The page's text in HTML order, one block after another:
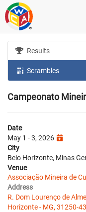
Results
Scrambles
Campeonato
Date
May 1 - 3, 2026
City
Belo Horizonte, Minas
Venue
Associação Mineira de
Address
R. Dom Lourenço de
Horizonte - MG, 31250-